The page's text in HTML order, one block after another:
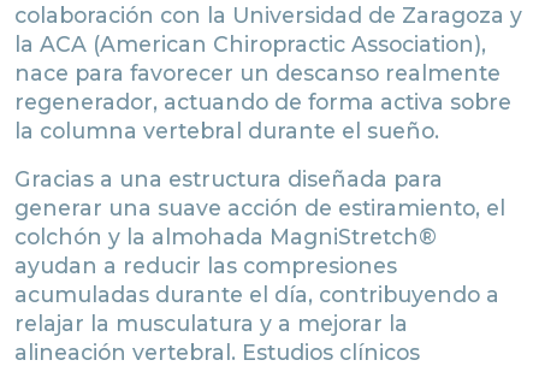
colaboración con la Universidad de Zaragoza y
la ACA (American Chiropractic Association),
nace para favorecer un descanso realmente
regenerador, actuando de forma activa sobre
la columna vertebral durante el sueño.
Gracias a una estructura diseñada para
generar una suave acción de estiramiento, el
colchón y la almohada MagniStretch®
ayudan a reducir las compresiones
acumuladas durante el día, contribuyendo a
relajar la musculatura y a mejorar la
alineación vertebral. Estudios clínicos